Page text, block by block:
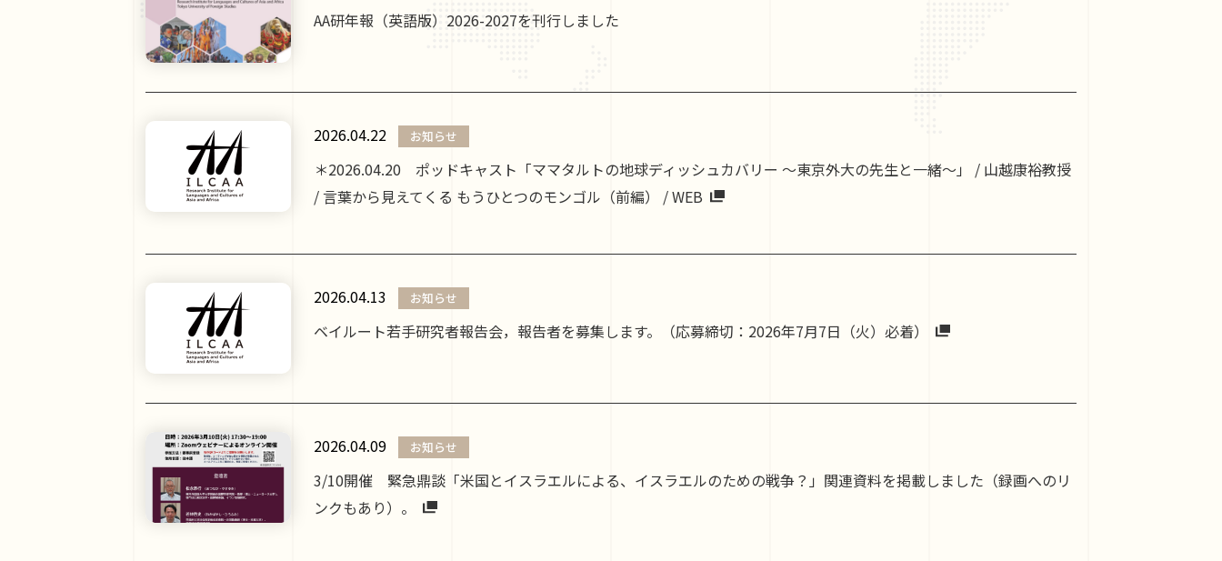
AA研年報（英語版）2026-2027を刊行しました
2026.04.22 お知らせ
＊2026.04.20 ポッドキャスト「ママタルトの地球ディッシュカバリー 〜東京外大の先生と一緒〜」 / 山越康裕教授
/ 言葉から見えてくる もうひとつのモンゴル（前編） / WEB
2026.04.13 お知らせ
ベイルート若手研究者報告会，報告者を募集します。（応募締切：2026年7月7日（火）必着）
2026.04.09 お知らせ
3/10開催 緊急鼎談「米国とイスラエルによる、イスラエルのための戦争？」関連資料を掲載しました（録画へのリ
ンクもあり）。